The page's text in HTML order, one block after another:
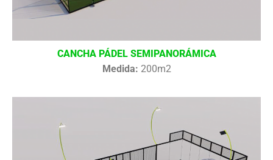
CANCHA PÁDEL SEMIPANORÁMICA
Medida: 200m2